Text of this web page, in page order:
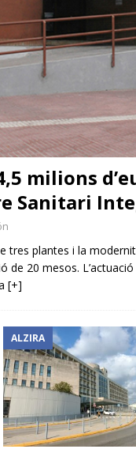
milions
Sanitari
tres plantes i la
de 20 mesos.
[+]
ALZIRA